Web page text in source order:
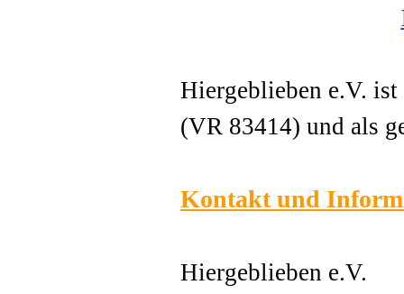
Hiergeblieben e.V.
(VR 83414) und als
Kontakt und
Hiergeblieben e.V.